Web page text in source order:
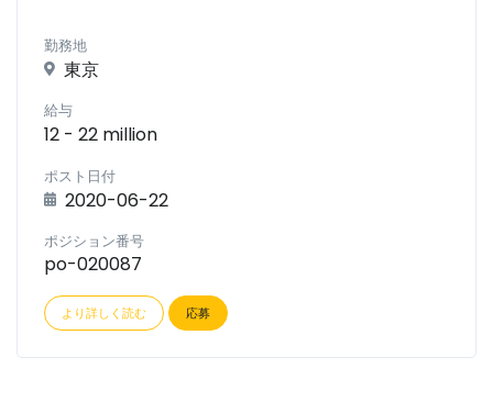
勤務地
東京
給与
12 - 22 million
ポスト日付
2020-06-22
ポジション番号
po-020087
より詳しく読む 応募